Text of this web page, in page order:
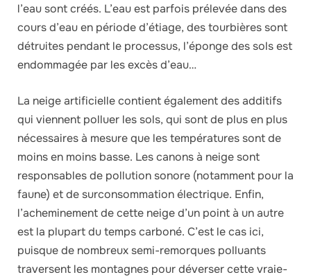
l’eau sont créés. L’eau est parfois prélevée dans des
cours d’eau en période d’étiage, des tourbières sont
détruites pendant le processus, l’éponge des sols est
endommagée par les excès d’eau…
La neige artificielle contient également des additifs
qui viennent polluer les sols, qui sont de plus en plus
nécessaires à mesure que les températures sont de
moins en moins basse. Les canons à neige sont
responsables de pollution sonore (notamment pour la
faune) et de surconsommation électrique. Enfin,
l’acheminement de cette neige d’un point à un autre
est la plupart du temps carboné. C’est le cas ici,
puisque de nombreux semi-remorques polluants
traversent les montagnes pour déverser cette vraie-